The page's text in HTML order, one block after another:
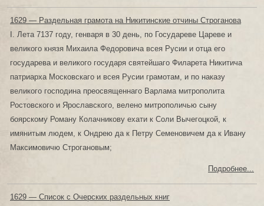
1629 — Раздельная грамота на Никитинские отчины Строганова
I. Лета 7137 году, генваря в 30 день, по Государеве Цареве и
великого князя Михаила Федоровича всея Русии и отца его
государева и великого государя святейшаго Филарета Никитича
патриарха Московскаго и всея Русии грамотам, и по наказу
великого господина преосвященнаго Варлама митрополита
Ростовского и Ярославского, велено митрополичью сыну
боярскому Роману Колачникову ехати к Соли Вычегоцкой, к
имянитым людем, к Ондрею да к Петру Семеновичем да к Ивану
Максимовичю Строгановым;
Подробнее...
1629 — Список с Очерских раздельных книг